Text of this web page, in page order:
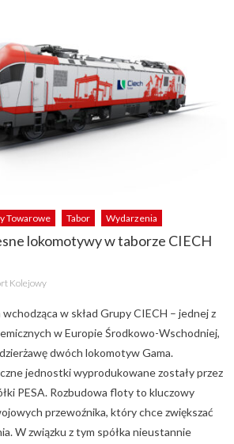
Towarowe Tabor Wydarzenia
lokomotywy w taborze CIECH
Kolejowy
w skład Grupy CIECH – jednej z
w Europie Środkowo-Wschodniej,
dwóch lokomotyw Gama.
jednostki wyprodukowane zostały przez
PESA. Rozbudowa floty to kluczowy
przewoźnika, który chce zwiększać
W związku z tym spółka nieustannie